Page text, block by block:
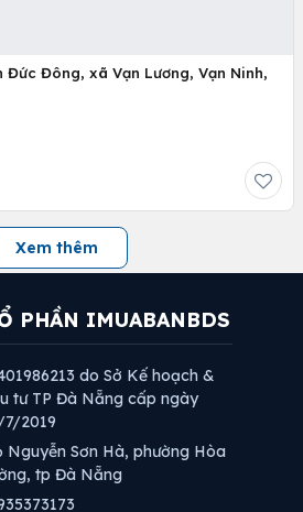
Đức Đông, xã Vạn Lương, Vạn Ninh,
Xem thêm
PHẦN IMUABANBDS
do Sở Kế hoạch &
tư TP Đà Nẵng cấp ngày
2019
Nguyễn Sơn Hà, phường Hòa
tp Đà Nẵng